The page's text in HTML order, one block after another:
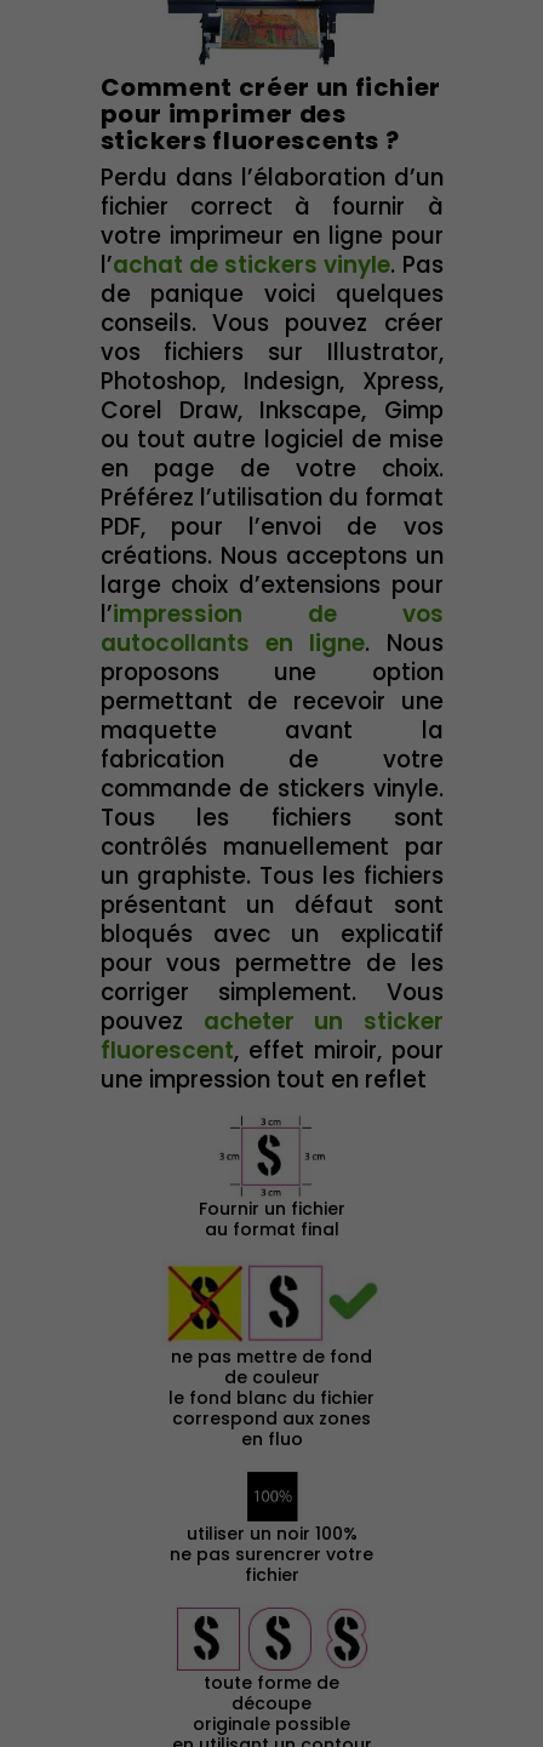
Comment créer un fichier
pour imprimer des
stickers fluorescents ?
Perdu dans l’élaboration d’un
fichier correct à fournir à
votre imprimeur en ligne pour
l’achat de stickers vinyle. Pas
de panique voici quelques
conseils. Vous pouvez créer
vos fichiers sur Illustrator,
Photoshop, Indesign, Xpress,
Corel Draw, Inkscape, Gimp
ou tout autre logiciel de mise
en page de votre choix.
Préférez l’utilisation du format
PDF, pour l’envoi de vos
créations. Nous acceptons un
large choix d’extensions pour
l’impression de vos
autocollants en ligne. Nous
proposons une option
permettant de recevoir une
maquette avant la
fabrication de votre
commande de stickers vinyle.
Tous les fichiers sont
contrôlés manuellement par
un graphiste. Tous les fichiers
présentant un défaut sont
bloqués avec un explicatif
pour vous permettre de les
corriger simplement. Vous
pouvez acheter un sticker
fluorescent, effet miroir, pour
une impression tout en reflet
Fournir un fichier
au format final
ne pas mettre de fond
de couleur
le fond blanc du fichier
correspond aux zones
en fluo
utiliser un noir 100%
ne pas surencrer votre
fichier
toute forme de
découpe
originale possible